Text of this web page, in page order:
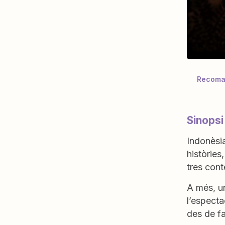
tres
A més,
des de